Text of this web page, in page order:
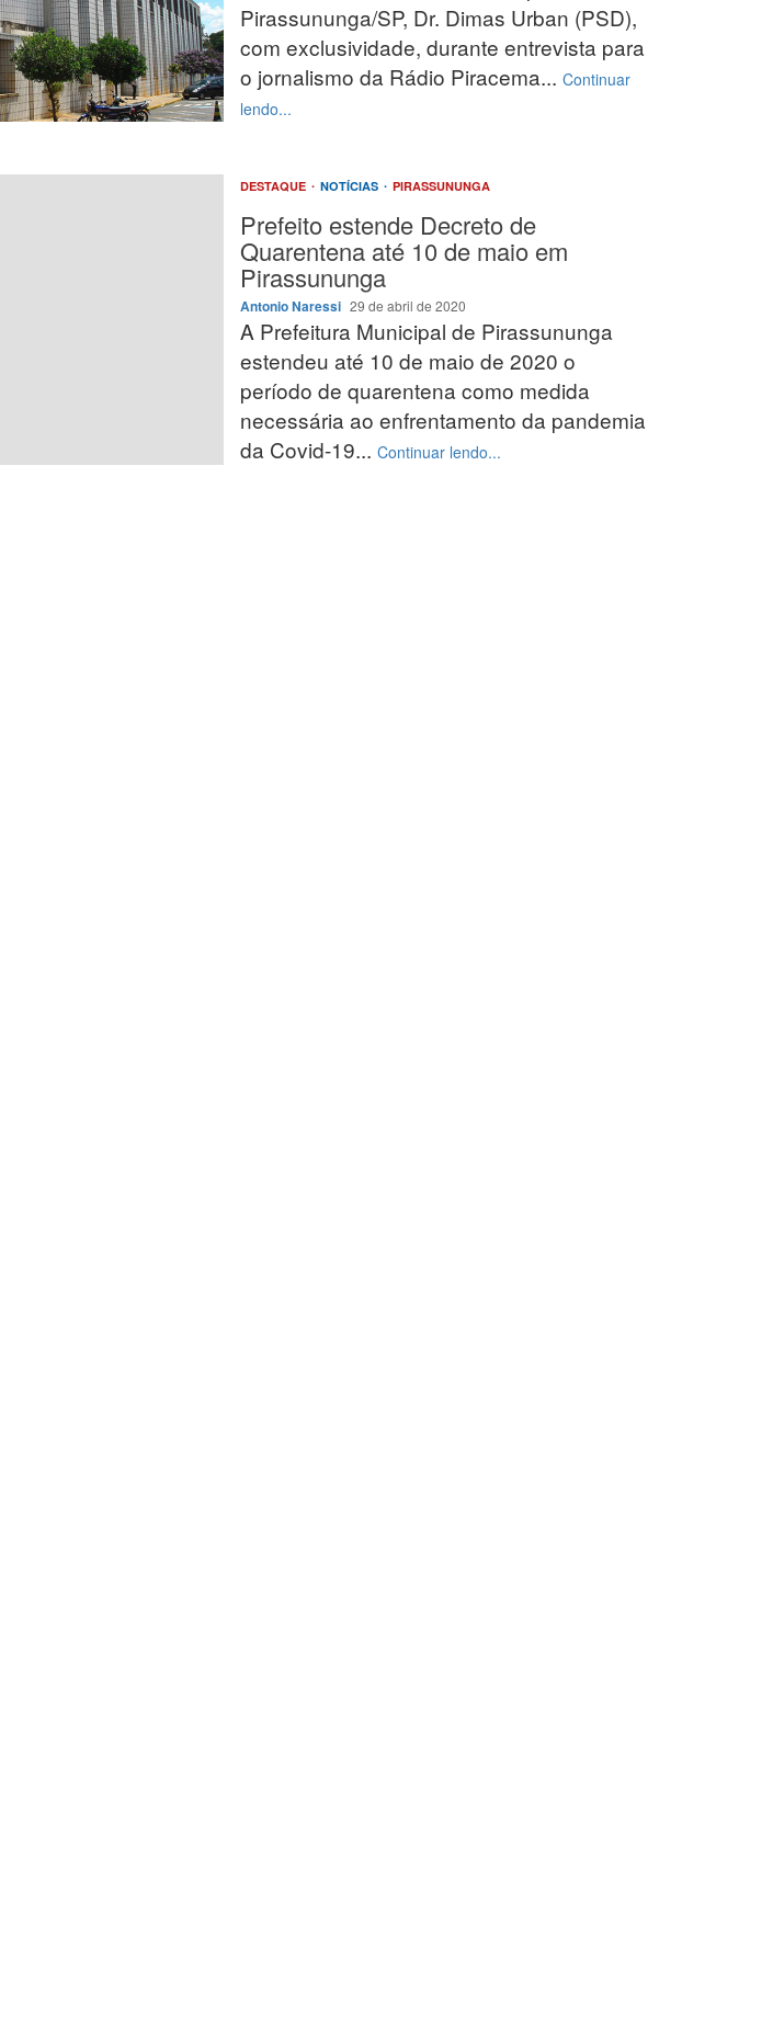
Pirassununga/SP, Dr. Dimas Urban (PSD),
com exclusividade, durante entrevista para
o jornalismo da Rádio Piracema... Continuar
lendo...
DESTAQUE NOTÍCIAS PIRASSUNUNGA
Prefeito estende Decreto de
Quarentena até 10 de maio em
Pirassununga
Antonio Naressi 29 de abril de 2020
A Prefeitura Municipal de Pirassununga
estendeu até 10 de maio de 2020 o
período de quarentena como medida
necessária ao enfrentamento da pandemia
da Covid-19... Continuar lendo...